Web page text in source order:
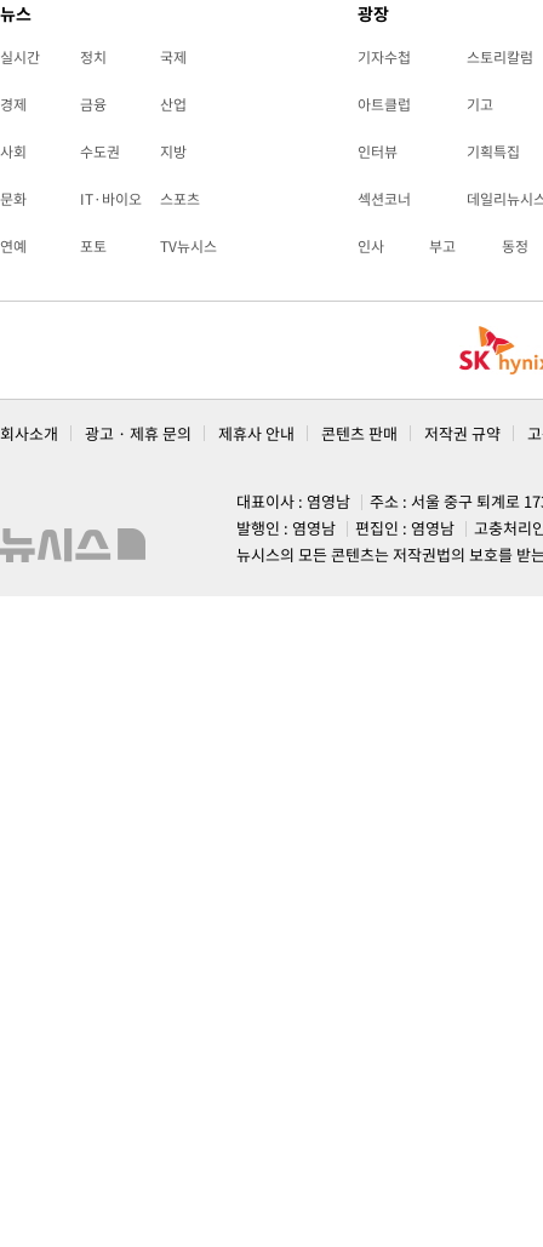
뉴스
실시간 정치 국제
경제 금융 산업
사회 수도권 지방
문화 IT·바이오 스포츠
연예 포토 TV뉴시스
광장
기자수첩 스토리칼럼
아트클럽 기고
인터뷰 기획특집
섹션코너 데일리뉴시
인사 부고 동정
회사소개 광고 · 제휴 문의 제휴사 안내 콘텐츠 판매 저작권 규약
대표이사 : 염영남
주소 : 서울 중구 퇴계로
발행인 : 염영남
편집인 : 염영남
고충처리
뉴시스의 모든 콘텐츠는 저작권법의 보호를